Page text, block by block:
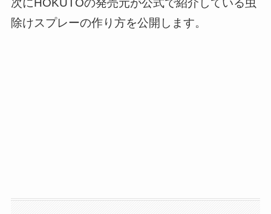
次にHOKUTOの発売元が公式で紹介している虫
除けスプレーの作り方を公開します。